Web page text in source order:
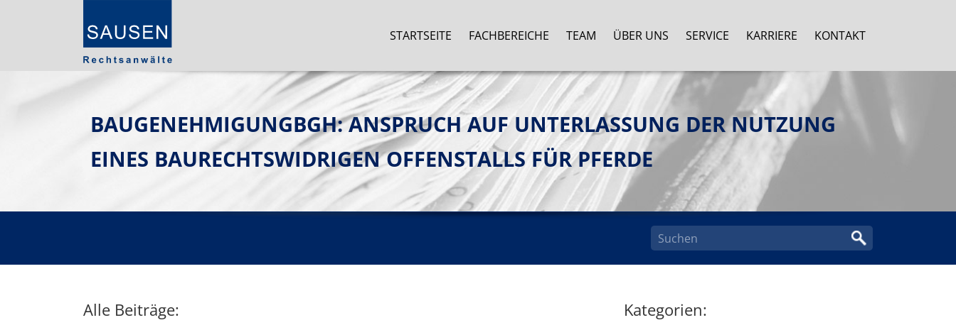
STARTSEITE FACHBEREICHE TEAM ÜBER UNS SERVICE KARRIERE KONTAKT
BAUGENEHMIGUNGBGH: ANSPRUCH AUF UNTERLASSUNG DER NUTZUNG
EINES BAURECHTSWIDRIGEN OFFENSTALLS FÜR PFERDE
Alle Beiträge: Kategorien: